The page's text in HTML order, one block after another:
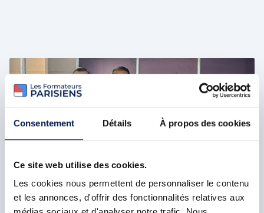
Consentement Détails À propos des cookies
Ce site web utilise des cookies.
Les cookies nous permettent de personnaliser le contenu
et les annonces, d'offrir des fonctionnalités relatives aux
ACTUALITÉS